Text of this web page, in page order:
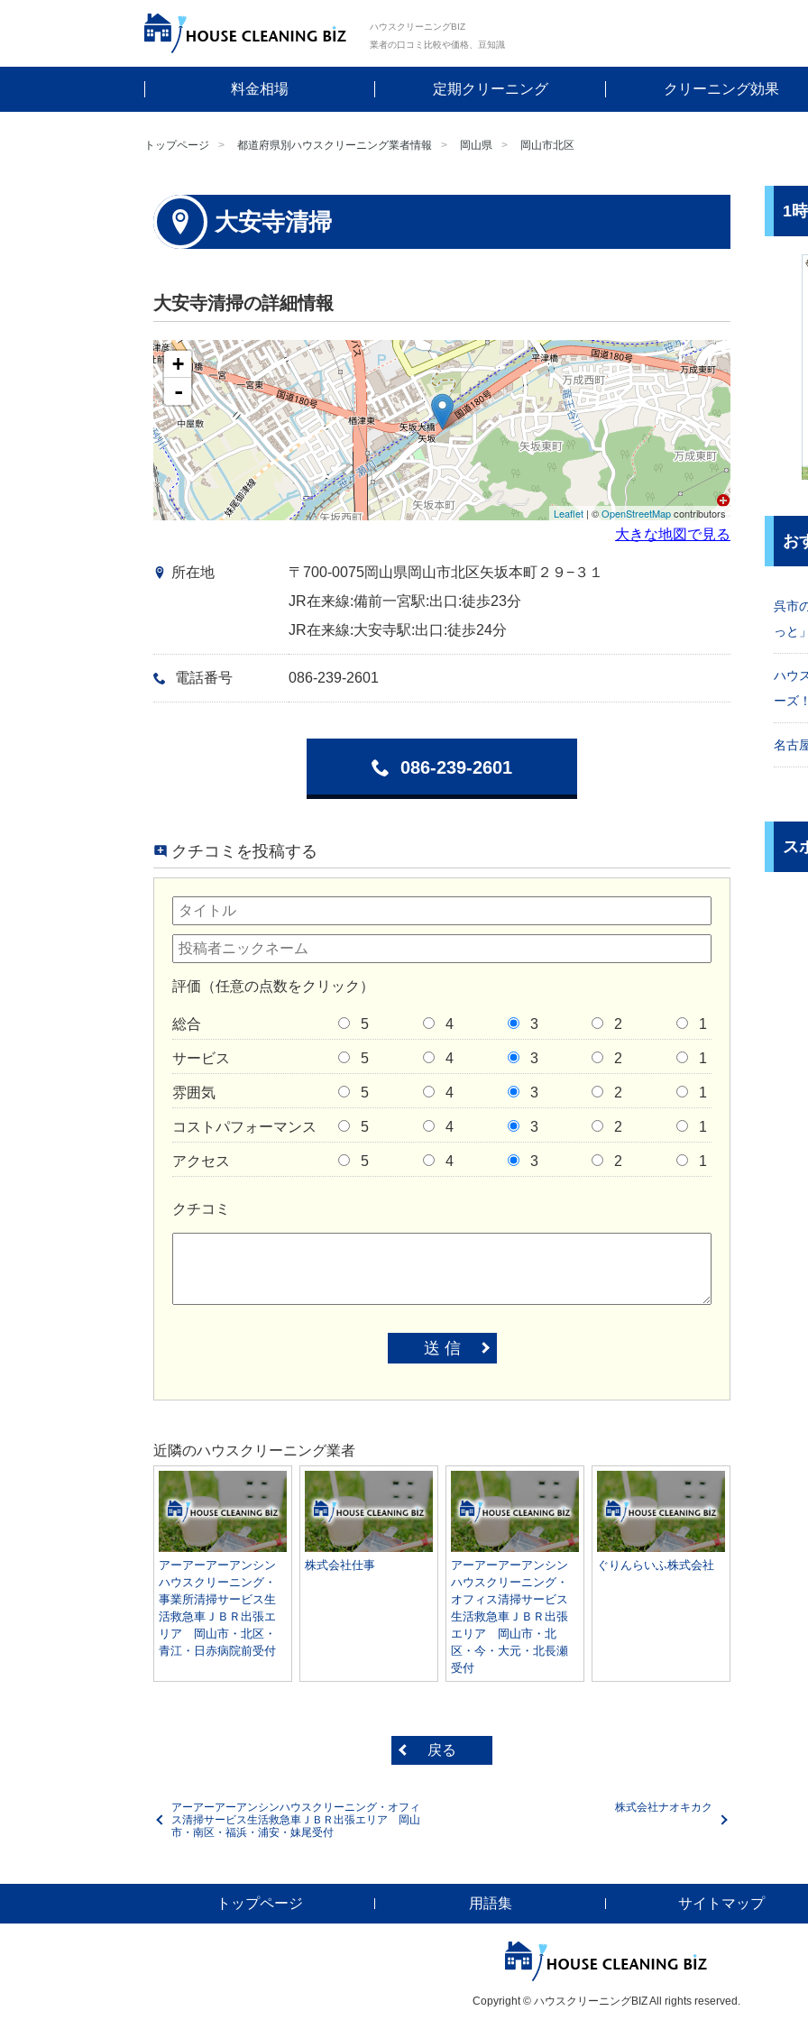
ハウスクリーニングBIZ
業者の口コミ比較や価格、豆知識
料金相場 定期クリーニング クリーニング効果
トップページ 都道府県別ハウスクリーニング業者情報 岡山県 岡山市北区
大安寺清掃
大安寺清掃の詳細情報
+
-
Leaflet | ©OpenStreetMapcontributors
大きな地図で見る
所在地
〒700-0075岡山県岡山市北区矢坂本町２９−３１
JR在来線:備前一宮駅:出口:徒歩23分
JR在来線:大安寺駅:出口:徒歩24分
電話番号 086-239-2601
086-239-2601
クチコミを投稿する
評価（任意の点数をクリック）
総合 5 4 3 2 1
サービス 5 4 3 2 1
雰囲気 5 4 3 2 1
コストパフォーマンス 5 4 3 2 1
アクセス 5 4 3 2 1
クチコミ
送 信
近隣のハウスクリーニング業者
アーアーアーアンシン
ハウスクリーニング・
事業所清掃サービス生
活救急車ＪＢＲ出張エ
リア 岡山市・北区・
青江・日赤病院前受付
株式会社仕事
アーアーアーアンシン
ハウスクリーニング・
オフィス清掃サービス
生活救急車ＪＢＲ出張
エリア 岡山市・北
区・今・大元・北長瀬
受付
ぐりんらいふ株式会社
戻る
アーアーアーアンシンハウスクリーニング・オフィ
ス清掃サービス生活救急車ＪＢＲ出張エリア 岡山
市・南区・福浜・浦安・妹尾受付
株式会社ナオキカク
1
お
呉市
っと」
ハウ
ーズ！
名古
ス
トップページ 用語集 サイトマップ
Copyright © ハウスクリーニングBIZ All rights reserved.